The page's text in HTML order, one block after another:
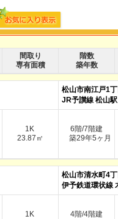
間取り
専有面積
階数
築年数
松山市南江戸1丁
JR予讃線 松山
1K
23.87㎡
6階/7階建
築29年5ヶ月
松山市清水町4丁
伊予鉄道環状線
1K
4階/4階建